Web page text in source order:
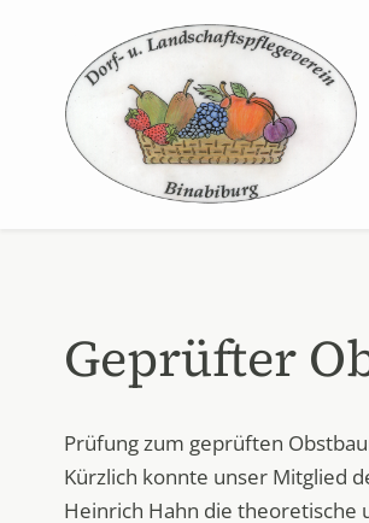
Geprüfter
Prüfung zum geprüften
Kürzlich konnte unser Mitglied
Heinrich Hahn die theoretische